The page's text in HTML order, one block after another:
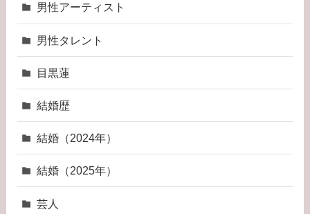
男性アーティスト
男性タレント
目黒蓮
結婚歴
結婚（2024年）
結婚（2025年）
芸人